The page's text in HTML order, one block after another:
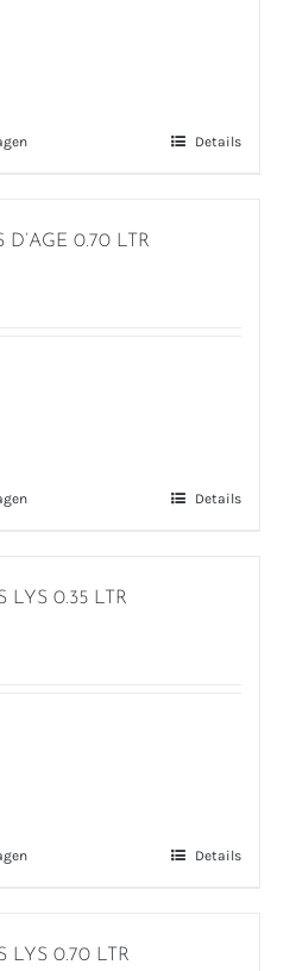
Details
D’AGE 0.70 LTR
Details
LYS 0.35 LTR
Details
LYS 0.70 LTR